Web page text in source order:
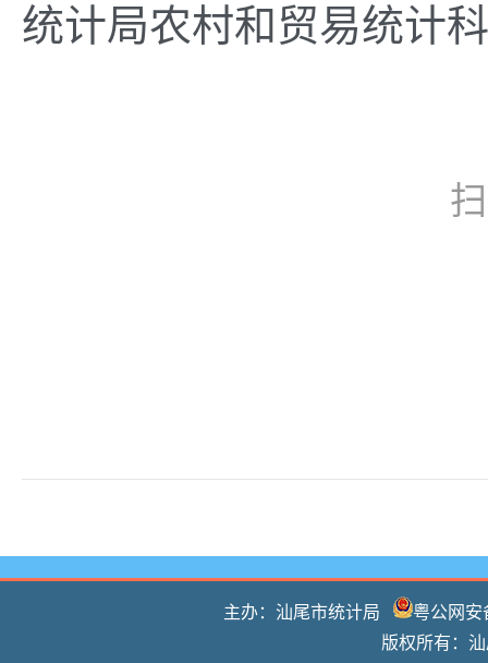
统计局农村和贸易统计
主办：汕尾市统计局
粤公网安
版权所有：